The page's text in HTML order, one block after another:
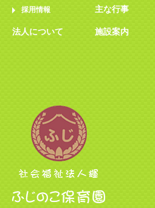
採用情報
法人について
主な行事
施設案内